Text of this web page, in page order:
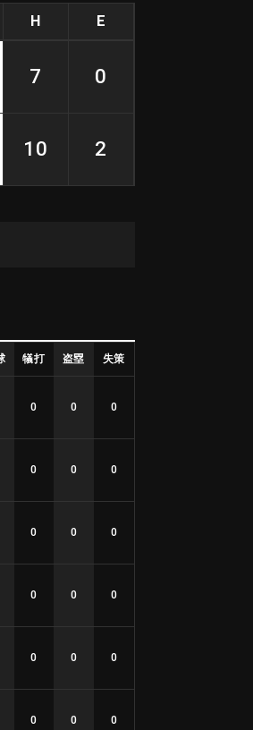
H E
7 0
10 2
犠打 盗塁 失策
0 0 0
0 0 0
0 0 0
0 0 0
0 0 0
0 0 0